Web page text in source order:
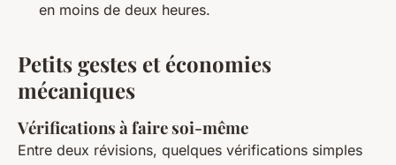
en moins de deux heures.
Petits gestes et économies
mécaniques
Vérifications à faire soi-même
Entre deux révisions, quelques vérifications simples